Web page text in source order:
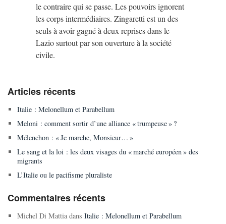
le contraire qui se passe. Les pouvoirs ignorent
les corps intermédiaires. Zingaretti est un des
seuls à avoir gagné à deux reprises dans le
Lazio surtout par son ouverture à la société
civile.
Articles récents
Italie : Melonellum et Parabellum
Meloni : comment sortir d’une alliance « trumpeuse » ?
Mélenchon : « Je marche, Monsieur… »
Le sang et la loi : les deux visages du « marché européen » des
migrants
L’Italie ou le pacifisme pluraliste
Commentaires récents
Michel Di Mattiadans Italie : Melonellum et Parabellum